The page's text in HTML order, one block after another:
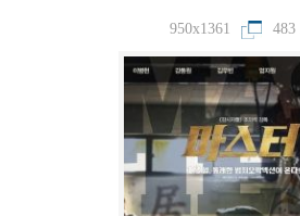
950x1361 483